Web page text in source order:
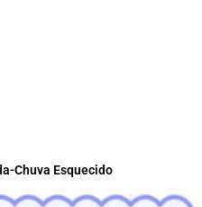
Chuva Esquecido